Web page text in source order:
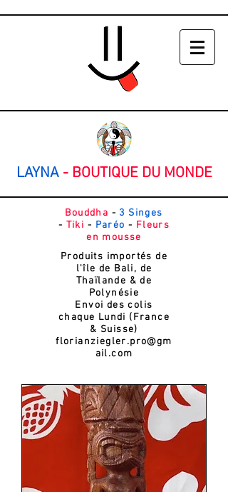
LAYNA - BOUTIQUE DU MONDE
Bouddha - 3 Singes
- Tiki - Paréo - Fleurs
en mousse
Produits importés de
l'île de Bali, de
Thaïlande & de
Polynésie
Envoi des colis
chaque Lundi (France
& Suisse)
florianziegler.pro@gm
ail.com